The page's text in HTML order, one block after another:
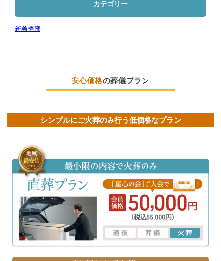
カテゴリー
新着情報
安心価格の葬儀プラン
シンプルにご火葬のみ行う低価格なプラン